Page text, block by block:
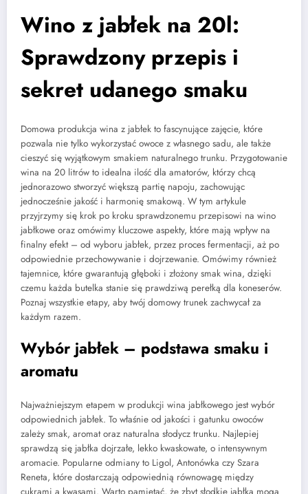
Wino z jabłek na 20l:
Sprawdzony przepis i
sekret udanego smaku
Domowa produkcja wina z jabłek to fascynujące zajęcie, które
pozwala nie tylko wykorzystać owoce z własnego sadu, ale także
cieszyć się wyjątkowym smakiem naturalnego trunku. Przygotowanie
wina na 20 litrów to idealna ilość dla amatorów, którzy chcą
jednorazowo stworzyć większą partię napoju, zachowując
jednocześnie jakość i harmonię smakową. W tym artykule
przyjrzymy się krok po kroku sprawdzonemu przepisowi na wino
jabłkowe oraz omówimy kluczowe aspekty, które mają wpływ na
finalny efekt – od wyboru jabłek, przez proces fermentacji, aż po
odpowiednie przechowywanie i dojrzewanie. Omówimy również
tajemnice, które gwarantują głęboki i złożony smak wina, dzięki
czemu każda butelka stanie się prawdziwą perełką dla koneserów.
Poznaj wszystkie etapy, aby twój domowy trunek zachwycał za
każdym razem.
Wybór jabłek – podstawa smaku i
aromatu
Najważniejszym etapem w produkcji wina jabłkowego jest wybór
odpowiednich jabłek. To właśnie od jakości i gatunku owoców
zależy smak, aromat oraz naturalna słodycz trunku. Najlepiej
sprawdzą się jabłka dojrzałe, lekko kwaskowate, o intensywnym
aromacie. Popularne odmiany to Ligol, Antonówka czy Szara
Reneta, które dostarczają odpowiednią równowagę między